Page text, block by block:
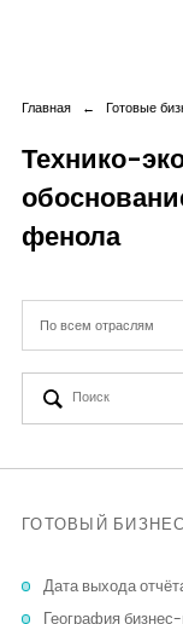
Компания
Новая реальность
Кейсы
Главная ← Готовые
Технико-
фенола
По всем отраслям
ГОТОВЫЙ
Дата выхода
География